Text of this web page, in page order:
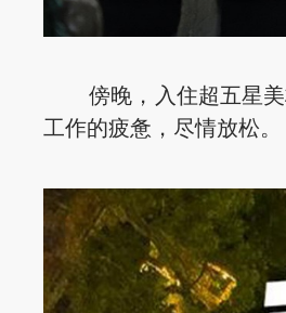
傍晚，入住超五星美
工作的疲惫，尽情放松。